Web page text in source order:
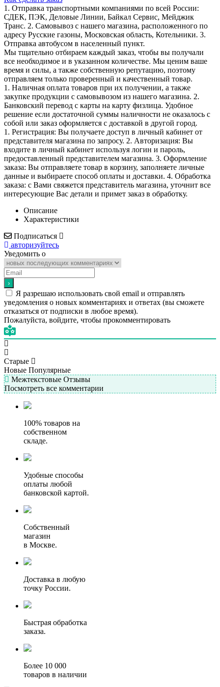
1. Отправка транспортными компаниями по всей России:
СДЕК, ПЭК, Деловые Линии, Байкал Сервис, Мейджик
Транс. 2. Самовывоз с нашего магазина, расположенного по
адресу Русские газоны, Московская область, Котельники. 3.
Отправка автобусом в населенный пункт.
Мы тщательно отбираем каждый заказ, чтобы вы получали
все необходимое и в указанном количестве. Мы ценим ваше
время и силы, а также собственную репутацию, поэтому
отправляем только проверенный и качественный товар.
1. Наличная оплата товаров при их получении, а также
закупке продукции с самовывозом из нашего магазина. 2.
Банковский перевод с карты на карту физлица. Удобное
решение если достаточной суммы наличности не оказалось с
собой или заказ оформляется с доставкой в другой город.
1. Регистрация: Вы получаете доступ в личный кабинет от
представителя магазина по запросу. 2. Авторизация: Вы
входите в личный кабинет используя логин и пароль,
предоставленный представителем магазина. 3. Оформление
заказа: Вы отправляете товар в корзину, заполняете личные
данные и выбираете способ оплаты и доставки. 4. Обработка
заказа: с Вами свяжется представитель магазина, уточнит все
интересующие Вас детали и примет заказ в обработку.
Описание
Характеристики
Подписаться
авторизуйтесь
Уведомить о
Я разрешаю использовать свой email и отправлять
уведомления о новых комментариях и ответах (вы cможете
отказаться от подписки в любое время).
Пожалуйста, войдите, чтобы прокомментировать
Старые
Новые Популярные
Межтекстовые Отзывы
Посмотреть все комментарии
100% товаров на
собственном
складе.
Удобные способы
оплаты любой
банковской картой.
Собственный
магазин
в Москве.
Доставка в любую
точку России.
Быстрая обработка
заказа.
Более 10 000
товаров в наличии